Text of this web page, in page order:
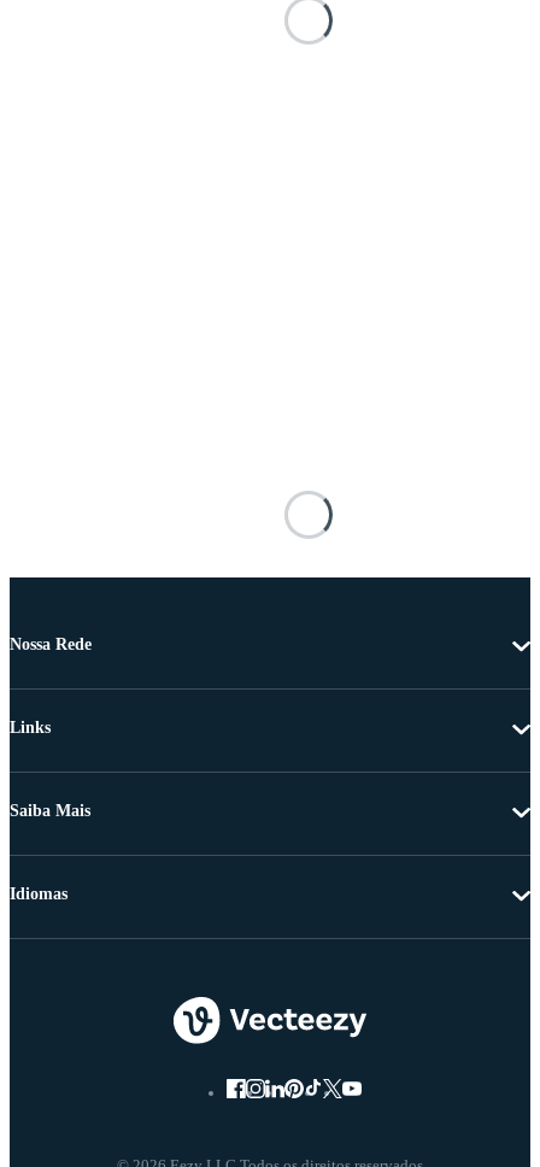
Nossa Rede
Links
Saiba Mais
Idiomas